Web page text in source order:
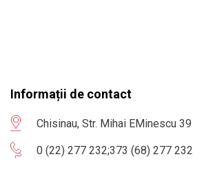
Informații de contact
Chisinau, Str. Mihai EMinescu 39
0 (22) 277 232;373 (68) 277 232